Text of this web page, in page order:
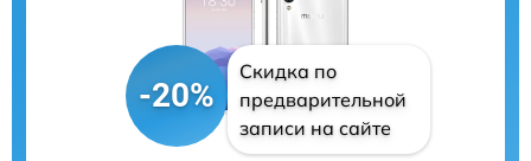
-20%
Скидка по
предварительной
записи на сайте